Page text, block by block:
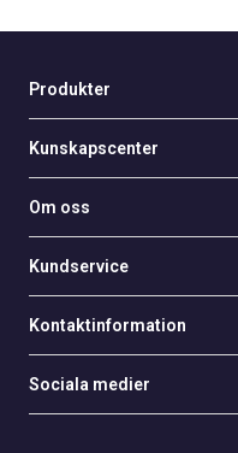
Produkter
Kunskapscenter
Om oss
Kundservice
Kontaktinformation
Sociala medier